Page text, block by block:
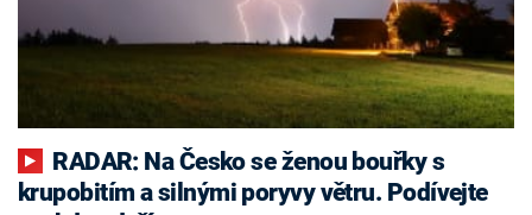
krupobitím a silnými poryvy větru. Podívejte